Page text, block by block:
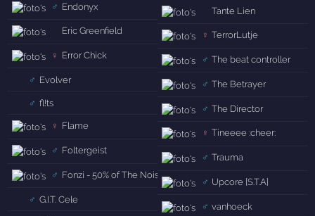
♂ Endonyx
Eric Greenfield
♀ Error Chick
♂ Evolver
♂ fl!ts
♀ Flame
♂ Foltergeist
♂ Fonzi - 50% of The Noisemaking Criminals
♂ G.I.T. Cele
Tante Lien
♀ TerrorLutje
♂ The beat controller
♂ The Betrayer
♂ The Director
♀ Tineeee :cheer:
♂ Trauma
♂ Upcore [S.T.A]
♂ vanhoeck